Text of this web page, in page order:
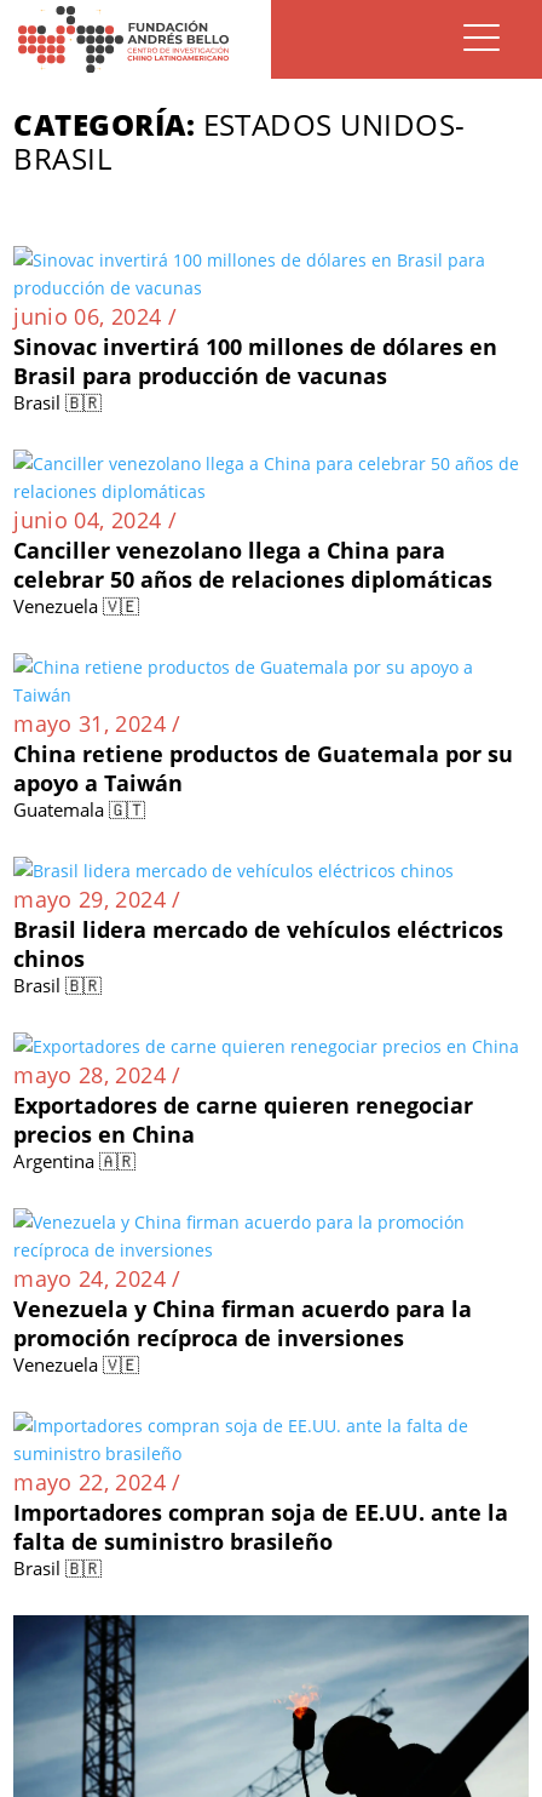
CATEGORÍA: ESTADOS UNIDOS-
BRASIL
junio 06, 2024 /
Sinovac invertirá 100 millones de dólares en
Brasil para producción de vacunas
Brasil 🇧🇷
junio 04, 2024 /
Canciller venezolano llega a China para
celebrar 50 años de relaciones diplomáticas
Venezuela 🇻🇪
mayo 31, 2024 /
China retiene productos de Guatemala por su
apoyo a Taiwán
Guatemala 🇬🇹
mayo 29, 2024 /
Brasil lidera mercado de vehículos eléctricos
chinos
Brasil 🇧🇷
mayo 28, 2024 /
Exportadores de carne quieren renegociar
precios en China
Argentina 🇦🇷
mayo 24, 2024 /
Venezuela y China firman acuerdo para la
promoción recíproca de inversiones
Venezuela 🇻🇪
mayo 22, 2024 /
Importadores compran soja de EE.UU. ante la
falta de suministro brasileño
Brasil 🇧🇷